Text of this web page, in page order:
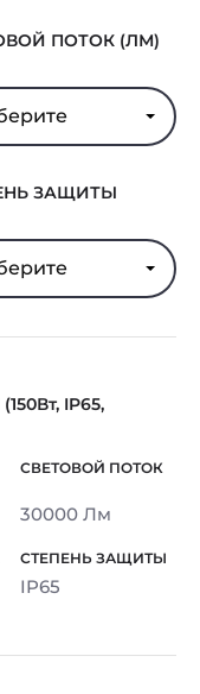
ПОТОК (ЛМ)
ЗАЩИТЫ
IP65,
30000 Лм
IP65